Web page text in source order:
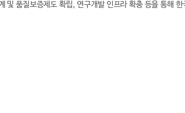
및 품질보증제도 확립, 연구개발 인프라 확충 등을 통해